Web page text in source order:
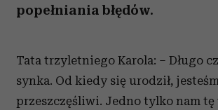
popełniania błędów.
Tata trzyletniego Karola: – Długo
synka. Od kiedy się urodził,
przeszczęśliwi. Jedno tylko nam tę